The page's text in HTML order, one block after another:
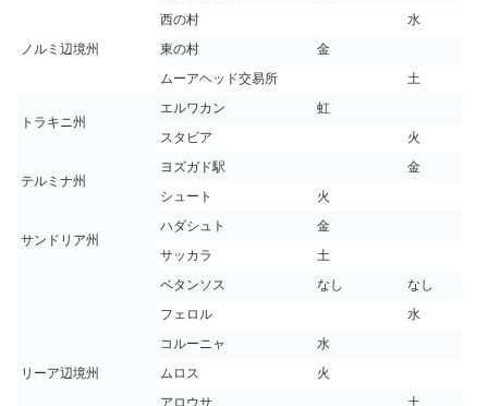
ノルミ辺境州
西の村
水
東の村
金
ムーアヘッド交易所
土
トラキニ州
エルワカン
虹
スタビア
火
テルミナ州
ヨズガド駅
金
シュート
火
サンドリア州
ハダシュト
金
サッカラ
土
リーア辺境州
ベタンソス なし
なし
フェロル
水
コルーニャ
水
ムロス
火
アロウサ
土